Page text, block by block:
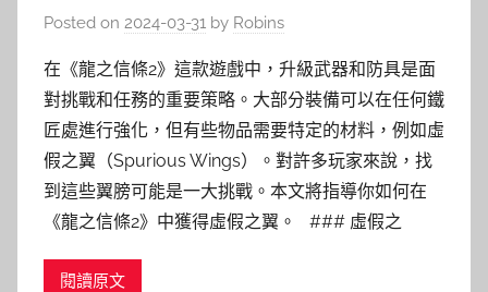
Posted on 2024-03-31 by Robins
在《龍之信條2》這款遊戲中，升級武器和防具是面
對挑戰和任務的重要策略。大部分裝備可以在任何鐵
匠處進行強化，但有些物品需要特定的材料，例如虛
假之翼（Spurious Wings）。對許多玩家來說，找
到這些翼膀可能是一大挑戰。本文將指導你如何在
《龍之信條2》中獲得虛假之翼。 ### 虛假之
閱讀原文